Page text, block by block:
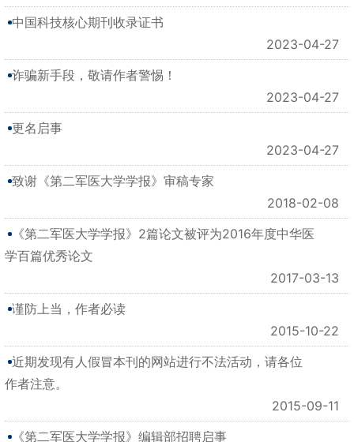
中国科技核心期刊收录证书
2023-04-27
诈骗新手段，敬请作者警惕！
2023-04-27
更名启事
2023-04-27
致谢《第二军医大学学报》审稿专家
2018-02-08
《第二军医大学学报》2篇论文被评为2016年度中华医
学百篇优秀论文
2017-03-13
谨防上当，作者必读
2015-10-22
近期发现有人假冒本刊的网站进行不法活动，请各位
作者注意。
2015-09-11
《第二军医大学学报》编辑部招聘启事